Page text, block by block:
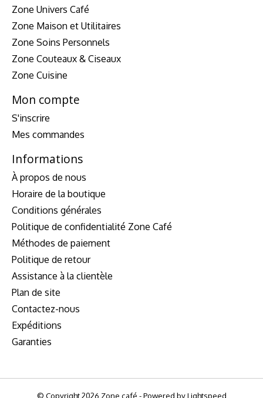
Zone Univers Café
Zone Maison et Utilitaires
Zone Soins Personnels
Zone Couteaux & Ciseaux
Zone Cuisine
Mon compte
S'inscrire
Mes commandes
Informations
À propos de nous
Horaire de la boutique
Conditions générales
Politique de confidentialité Zone Café
Méthodes de paiement
Politique de retour
Assistance à la clientèle
Plan de site
Contactez-nous
Expéditions
Garanties
© Copyright 2026 Zone café - Powered byLightspeed